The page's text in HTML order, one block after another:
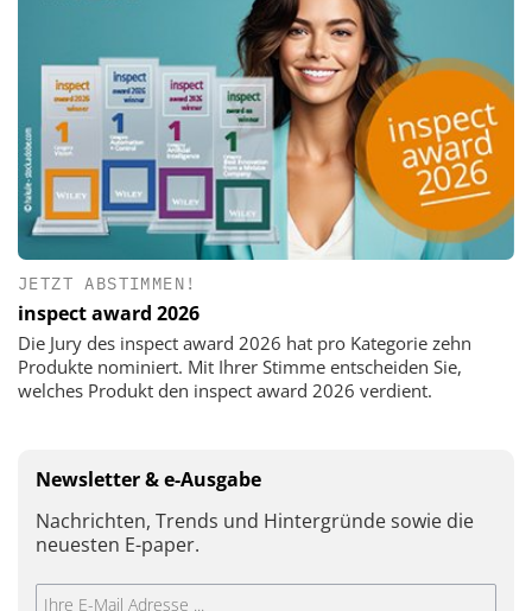
JETZT ABSTIMMEN!
inspect award 2026
Die Jury des inspect award 2026 hat pro Kategorie zehn
Produkte nominiert. Mit Ihrer Stimme entscheiden Sie,
welches Produkt den inspect award 2026 verdient.
Newsletter & e-Ausgabe
Nachrichten, Trends und Hintergründe sowie die
neuesten E-paper.